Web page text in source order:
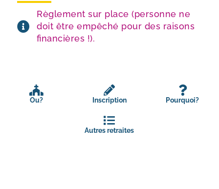
Règlement sur place (personne ne
doit être empêché pour des raisons
financières !).
Ou? Inscription Pourquoi?
Autres retraites